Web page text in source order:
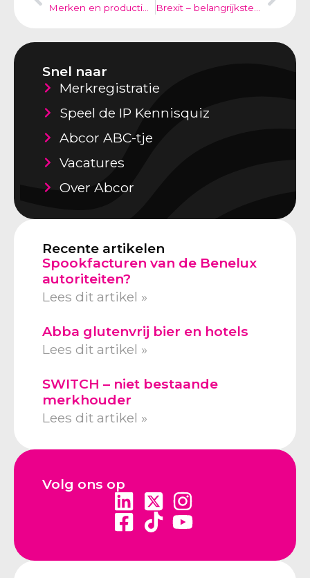
Snel naar
Merkregistratie
Speel de IP Kennisquiz
Abcor ABC-tje
Vacatures
Over Abcor
Recente artikelen
Spookfacturen van de Benelux
autoriteiten?
Lees dit artikel »
Abba glutenvrij bier en hotels
Lees dit artikel »
SWITCH – niet bestaande
merkhouder
Lees dit artikel »
Volg ons op